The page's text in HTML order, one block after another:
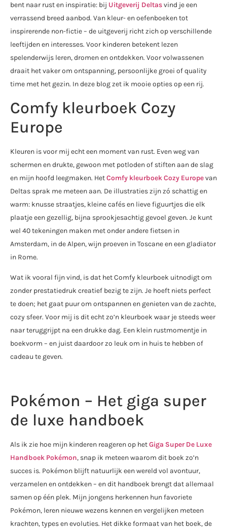
bent naar rust en inspiratie: bij Uitgeverij Deltasvind je een
verrassend breed aanbod. Van kleur- en oefenboeken tot
inspirerende non-fictie – de uitgeverij richt zich op verschillende
leeftijden en interesses. Voor kinderen betekent lezen
spelenderwijs leren, dromen en ontdekken. Voor volwassenen
draait het vaker om ontspanning, persoonlijke groei of quality
time met het gezin. In deze blog zet ik mooie opties op een rij.
Comfy kleurboek Cozy
Europe
Kleuren is voor mij echt een moment van rust. Even weg van
schermen en drukte, gewoon met potloden of stiften aan de slag
en mijn hoofd leegmaken. HetComfy kleurboek Cozy Europevan
Deltas sprak me meteen aan. De illustraties zijn zó schattig en
warm: knusse straatjes, kleine cafés en lieve figuurtjes die elk
plaatje een gezellig, bijna sprookjesachtig gevoel geven. Je kunt
wel 40 tekeningen maken met onder andere fietsen in
Amsterdam, in de Alpen, wijn proeven in Toscane en een gladiator
in Rome.
Wat ik vooral fijn vind, is dat het Comfy kleurboek uitnodigt om
zonder prestatiedruk creatief bezig te zijn. Je hoeft niets perfect
te doen; het gaat puur om ontspannen en genieten van de zachte,
cozy sfeer. Voor mij is dit echt zo’n kleurboek waar je steeds weer
naar teruggrijpt na een drukke dag. Een klein rustmomentje in
boekvorm – en juist daardoor zo leuk om in huis te hebben of
cadeau te geven.
Pokémon – Het giga super
de luxe handboek
Als ik zie hoe mijn kinderen reageren op hetGiga Super De Luxe
Handboek Pokémon, snap ik meteen waarom dit boek zo’n
succes is. Pokémon blijft natuurlijk een wereld vol avontuur,
verzamelen en ontdekken – en dit handboek brengt dat allemaal
samen op één plek. Mijn jongens herkennen hun favoriete
Pokémon, leren nieuwe wezens kennen en vergelijken meteen
krachten, types en evoluties. Het dikke formaat van het boek, de